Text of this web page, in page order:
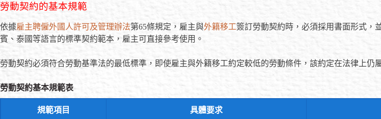
勞動契約的基本規範
依據雇主聘僱外國人許可及管理辦法第65條規定，雇主與外籍移工簽訂勞動契約時，必須採用書面形式，
賓、泰國等語言的標準契約範本，雇主可直接參考使用。
勞動契約必須符合勞動基準法的最低標準，即使雇主與外籍移工約定較低的勞動條件，該約定在法律上仍
勞動契約基本規範表
規範項目 具體要求